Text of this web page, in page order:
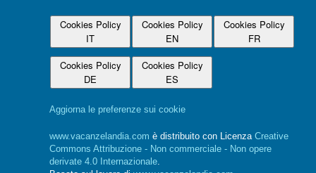
Cookies Policy
IT
Cookies Policy
EN
Cookies Policy
FR
Cookies Policy
DE
Cookies Policy
ES
Aggiorna le preferenze sui cookie
www.vacanzelandia.com è distribuito con Licenza Creative
Commons Attribuzione - Non commerciale - Non opere
derivate 4.0 Internazionale.